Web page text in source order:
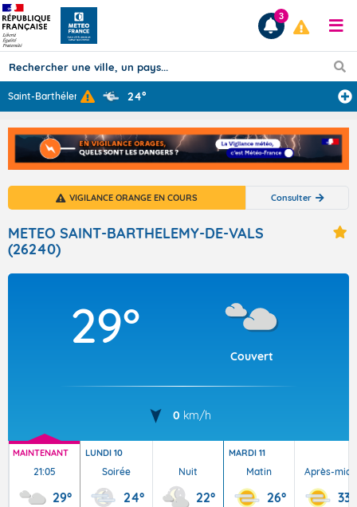
Prévisions
TOUS LES RÉSULTATS
Articles
3
Saint-Barthélem... 24°
VIGILANCE ORANGE EN COURS Consulter
METEO SAINT-BARTHELEMY-DE-VALS
(26240)
29°
Couvert
0 km/h
MAINTENANT
21:05
29°
LUNDI 10
Soirée
24°
Nuit
22°
MARDI 11
Matin
26°
Après-midi
33°